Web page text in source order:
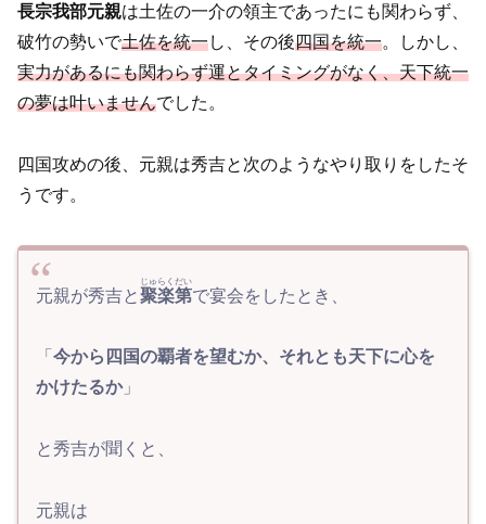
長宗我部元親は土佐の一介の領主であったにも関わらず、
破竹の勢いで土佐を統一し、その後四国を統一。しかし、
実力があるにも関わらず運とタイミングがなく、天下統一
の夢は叶いませんでした。
四国攻めの後、元親は秀吉と次のようなやり取りをしたそ
うです。
元親が秀吉と聚楽第
じゅらくだい
で宴会をしたとき、
「 今から四国の覇者を望むか、それとも天下に心を
かけたるか」
と秀吉が聞くと、
元親は